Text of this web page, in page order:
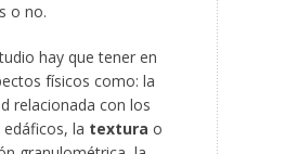
o no.
hay que tener en
físicos como: la
relacionada con los
la textura o